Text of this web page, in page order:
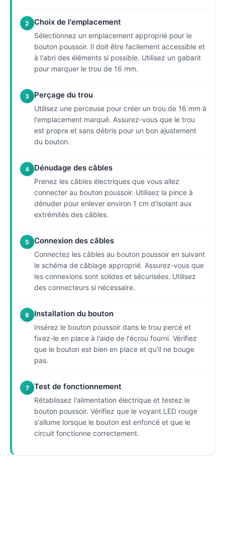
2 Choix de l'emplacement
Sélectionnez un emplacement approprié pour le
bouton poussoir. Il doit être facilement accessible et
à l'abri des éléments si possible. Utilisez un gabarit
pour marquer le trou de 16 mm.
3 Perçage du trou
Utilisez une perceuse pour créer un trou de 16 mm à
l'emplacement marqué. Assurez-vous que le trou
est propre et sans débris pour un bon ajustement
du bouton.
4 Dénudage des câbles
Prenez les câbles électriques que vous allez
connecter au bouton poussoir. Utilisez la pince à
dénuder pour enlever environ 1 cm d'isolant aux
extrémités des câbles.
5 Connexion des câbles
Connectez les câbles au bouton poussoir en suivant
le schéma de câblage approprié. Assurez-vous que
les connexions sont solides et sécurisées. Utilisez
des connecteurs si nécessaire.
6 Installation du bouton
Insérez le bouton poussoir dans le trou percé et
fixez-le en place à l'aide de l'écrou fourni. Vérifiez
que le bouton est bien en place et qu'il ne bouge
pas.
7 Test de fonctionnement
Rétablissez l'alimentation électrique et testez le
bouton poussoir. Vérifiez que le voyant LED rouge
s'allume lorsque le bouton est enfoncé et que le
circuit fonctionne correctement.